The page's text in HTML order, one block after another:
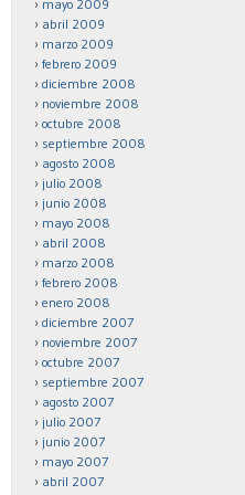
mayo 2009
abril 2009
marzo 2009
febrero 2009
diciembre 2008
noviembre 2008
octubre 2008
septiembre 2008
agosto 2008
julio 2008
junio 2008
mayo 2008
abril 2008
marzo 2008
febrero 2008
enero 2008
diciembre 2007
noviembre 2007
octubre 2007
septiembre 2007
agosto 2007
julio 2007
junio 2007
mayo 2007
abril 2007